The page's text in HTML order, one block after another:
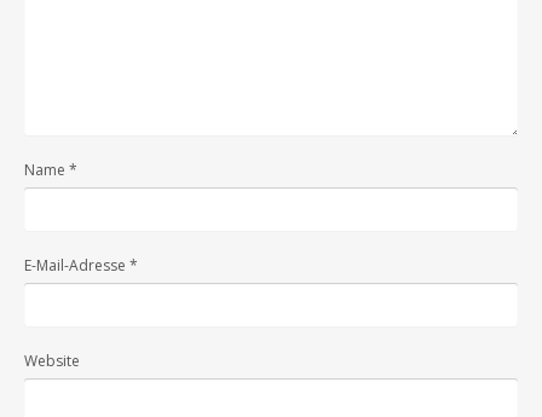
Name *
E-Mail-Adresse *
Website